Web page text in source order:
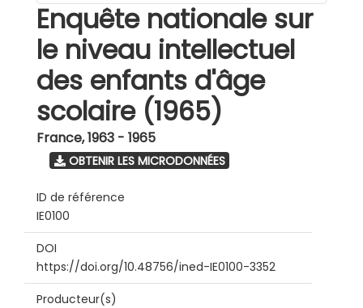
Enquête nationale sur
le niveau intellectuel
des enfants d'âge
scolaire (1965)
France,1963 - 1965
OBTENIR LES MICRODONNÉES
ID de référence
IE0100
DOI
https://doi.org/10.48756/ined-IE0100-3352
Producteur(s)